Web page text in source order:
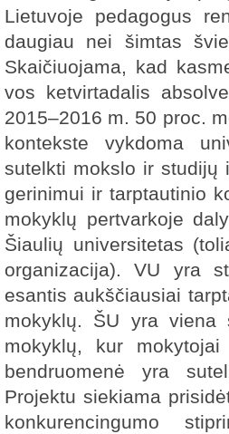
Lietuvoje pedagogus
daugiau nei šimtas
Skaičiuojama, kad
vos ketvirtadalis
2015–2016 m. 50 proc.
kontekste vykdoma
sutelkti mokslo ir studijų
gerinimui ir tarptautinio
mokyklų pertvarkoje
Šiaulių universitetas
organizacija). VU yra
esantis aukščiausiai
mokyklų. ŠU yra viena
mokyklų, kur
bendruomenė yra
Projektu siekiama
konkurencingumo